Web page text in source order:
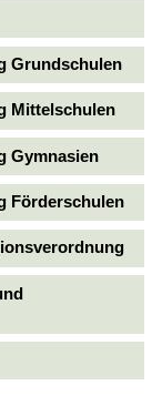
Grundschulen
Mittelschulen
Gymnasien
Förderschulen